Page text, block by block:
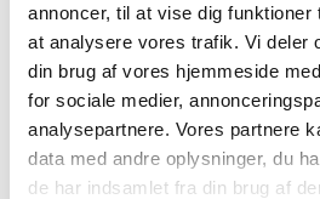
annoncer, til at vise dig
at analysere vores trafik. Vi deler
din brug af vores hjemmeside
for sociale medier,
analysepartnere. Vores partnere
data med andre oplysninger, du
de har indsamlet fra din brug af
På trods af, at Danmark
listen over verdens lykkeligste
nuværende globale tendens
mental sundhed, især blandt
En ud af fem studerende i
og en ud af ti studerende i
i løbet af deres liv på en